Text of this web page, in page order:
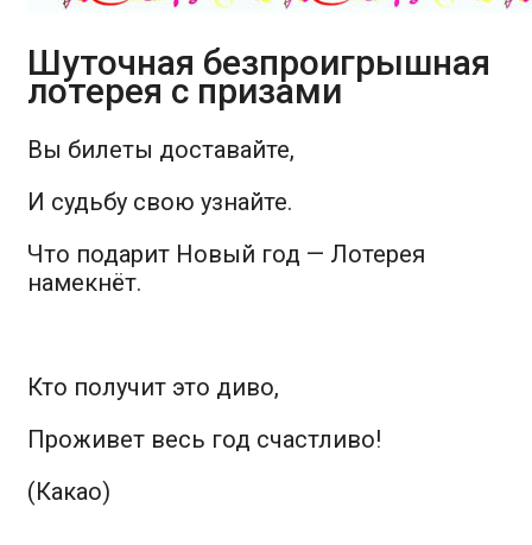
Шуточная безпроигрышная
лотерея с призами
Вы билеты доставайте,
И судьбу свою узнайте.
Что подарит Новый год — Лотерея
намекнёт.
Кто получит это диво,
Проживет весь год счастливо!
(Какао)